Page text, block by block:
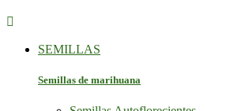

SEMILLAS
Semillas de marihuana